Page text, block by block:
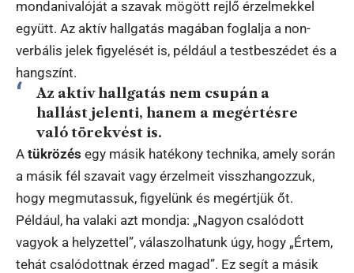
mondanivalóját a szavak mögött rejlő érzelmekkel
együtt. Az aktív hallgatás magában foglalja a non-
verbális jelek figyelését is, például a testbeszédet és a
hangszínt.
Az aktív hallgatás nem csupán a
hallást jelenti, hanem a megértésre
való törekvést is.
A tükrözés egy másik hatékony technika, amely során
a másik fél szavait vagy érzelmeit visszhangozzuk,
hogy megmutassuk, figyelünk és megértjük őt.
Például, ha valaki azt mondja: „Nagyon csalódott
vagyok a helyzettel”, válaszolhatunk úgy, hogy „Értem,
tehát csalódottnak érzed magad”. Ez segít a másik